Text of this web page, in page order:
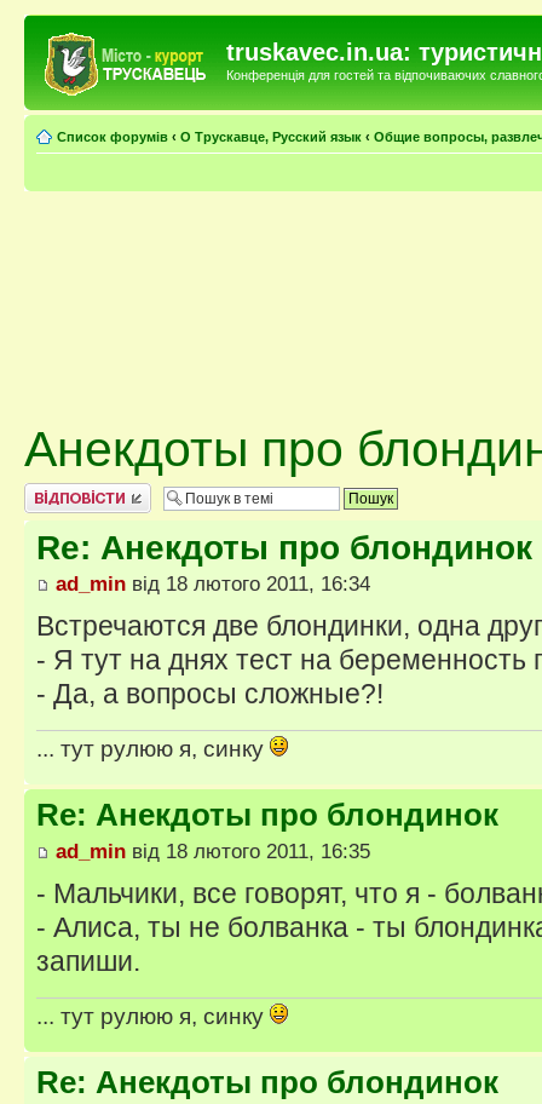
truskavec.in.ua:
Конференція для гостей та відпочиваючих
Список форумів ‹ О Трускавце, Русский язык ‹ Общие вопросы,
Анекдоты про
Відповісти
Re: Анекдоты про блондинок
ad_min від 18 лютого 2011, 16:34
Встречаются две блондинки, одна
- Я тут на днях тест на беременность
- Да, а вопросы сложные?!
... тут рулюю я, синку
Re: Анекдоты про блондинок
ad_min від 18 лютого 2011, 16:35
- Мальчики, все говорят, что я -
- Алиса, ты не болванка - ты
запиши.
... тут рулюю я, синку
Re: Анекдоты про блондинок